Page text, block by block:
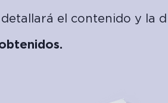
el contenido y la